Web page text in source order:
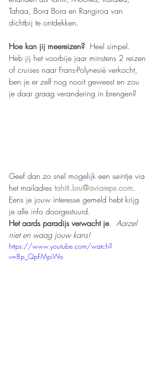
Tahaa, Bora Bora en Rangiroa van
dichtbij te ontdekken.
Hoe kan jij meereizen? Heel simpel.
Heb jij het voorbije jaar minstens 2 reizen
of cruises naar Frans-Polynesië verkocht,
ben je er zelf nog nooit geweest en zou
je daar graag verandering in brengen?
Geef dan zo snel mogelijk een seintje via
het mailadres tahiti.bru@aviareps.com.
Eens je jouw interesse gemeld hebt krijg
je alle info doorgestuurd.
Het aards paradijs verwacht je. Aarzel
niet en waag jouw kans!
https://www.youtube.com/watch?
v=8p_QpFMpiWo